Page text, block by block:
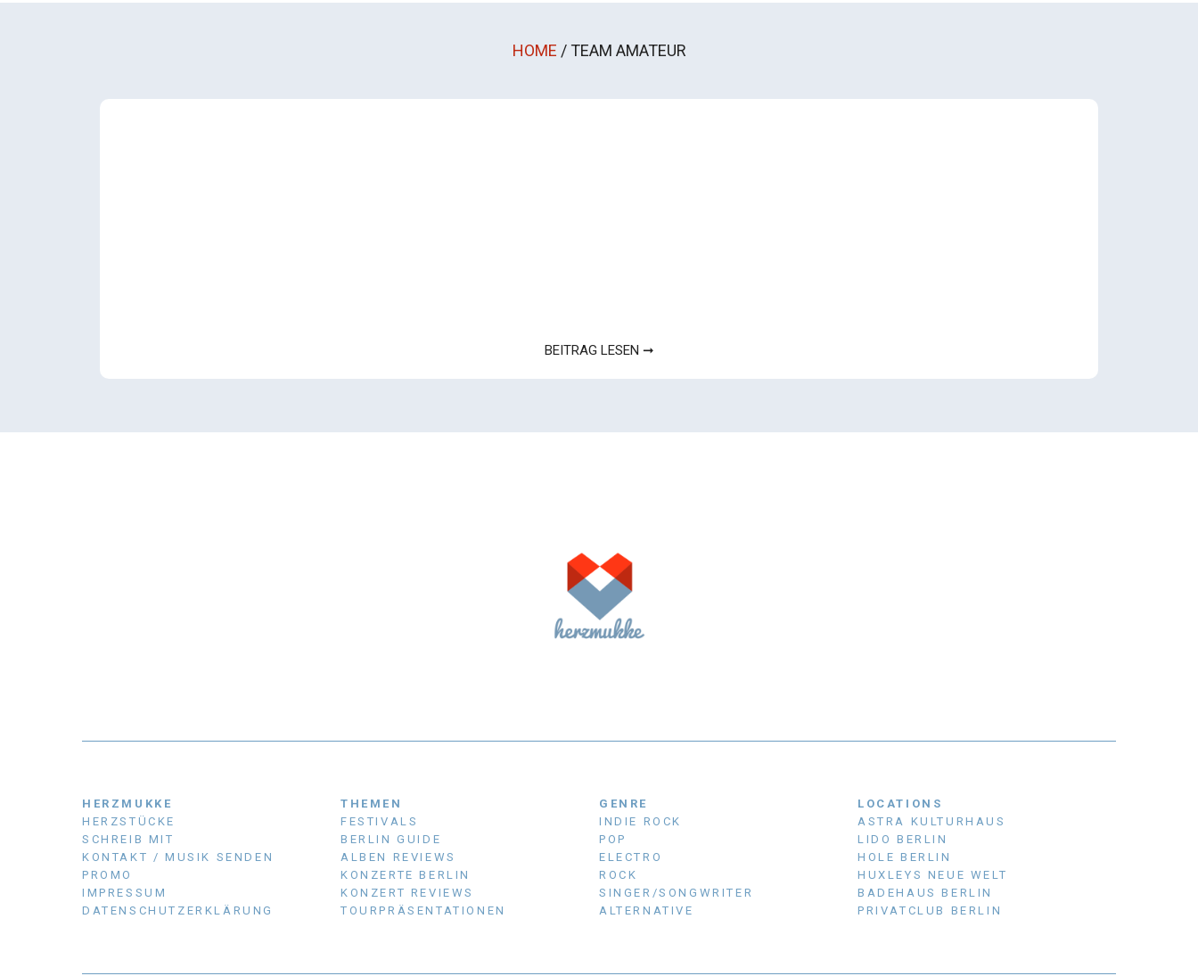
HOME /TEAM AMATEUR
BEITRAG LESEN ➞
HERZMUKKE
HERZSTÜCKE
SCHREIB MIT
KONTAKT / MUSIK SENDEN
PROMO
IMPRESSUM
DATENSCHUTZERKLÄRUNG
THEMEN
FESTIVALS
BERLIN GUIDE
ALBEN REVIEWS
KONZERTE BERLIN
KONZERT REVIEWS
TOURPRÄSENTATIONEN
GENRE
INDIE ROCK
POP
ELECTRO
ROCK
SINGER/SONGWRITER
ALTERNATIVE
LOCATIONS
ASTRA KULTURHAUS
LIDO BERLIN
HOLE BERLIN
HUXLEYS NEUE WELT
BADEHAUS BERLIN
PRIVATCLUB BERLIN